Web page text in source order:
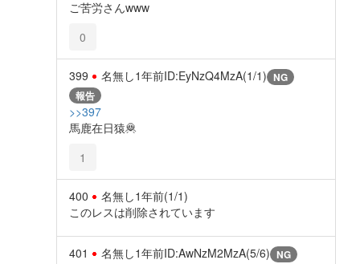
ご苦労さんwww
0
399 名無し1年前ID:EyNzQ4MzA(1/1) NG
報告
>>397
馬鹿在日猿🦧
1
400 名無し1年前(1/1)
このレスは削除されています
401 名無し1年前ID:AwNzM2MzA(5/6) NG